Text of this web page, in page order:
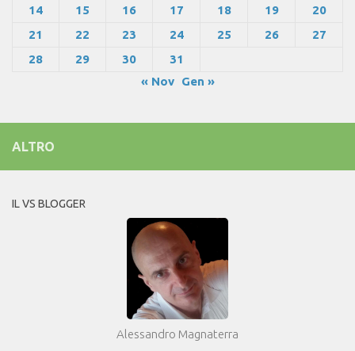
14
15 16 17 18 19
20
21
22 23 24 25 26
27
28
29 30
31
« Nov
Gen »
ALTRO
IL VS BLOGGER
Alessandro Magnaterra